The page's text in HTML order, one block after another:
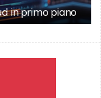
in primo piano